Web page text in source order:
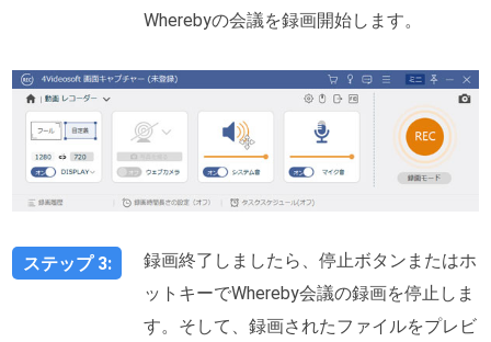
Wherebyの会議を録画開始します。
ステップ 3:
録画終了しましたら、停止ボタンまたはホ
ットキーでWhereby会議の録画を停止しま
す。そして、録画されたファイルをプレビ